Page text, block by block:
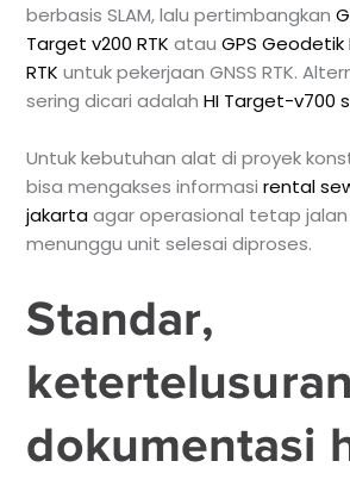
berbasis SLAM, lalu pertimbangkan
Target v200 RTK atauGPS Geodetik
RTK untuk pekerjaan GNSS RTK.
sering dicari adalahHI Target-v700
Untuk kebutuhan alat di proyek
bisa mengakses informasirental
jakartaagar operasional tetap
menunggu unit selesai diproses.
Standar,
dokumentasi